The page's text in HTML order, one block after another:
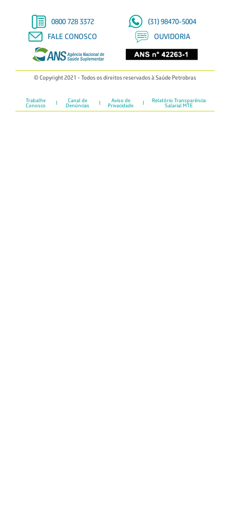
0800 728 3372
(31) 98470-5004
FALE CONOSCO
OUVIDORIA
© Copyright 2021 - Todos os direitos reservados à Saúde Petrobras
Trabalhe
Conosco
Canal de
Denúncias
Aviso de
Privacidade
Relatório Transparência
Salarial MTE